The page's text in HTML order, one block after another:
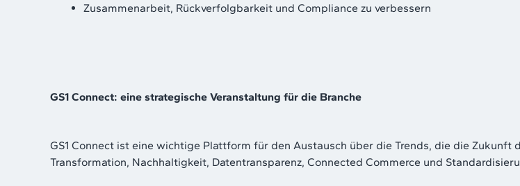
Zusammenarbeit, Rückverfolgbarkeit und Compliance zu verbessern
GS1 Connect: eine strategische Veranstaltung für die Branche
GS1 Connect ist eine wichtige Plattform für den Austausch über die Trends, die die
Transformation, Nachhaltigkeit, Datentransparenz, Connected Commerce und